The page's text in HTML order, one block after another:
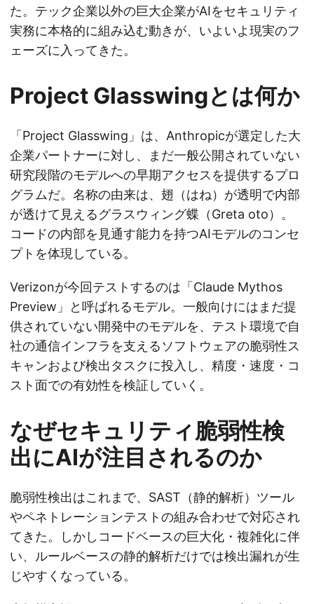
た。テック企業以外の巨大企業がAIをセキュリティ
実務に本格的に組み込む動きが、いよいよ現実のフ
ェーズに入ってきた。
Project Glasswingとは何か
「Project Glasswing」は、Anthropicが選定した大
企業パートナーに対し、まだ一般公開されていない
研究段階のモデルへの早期アクセスを提供するプロ
グラムだ。名称の由来は、翅（はね）が透明で内部
が透けて見えるグラスウィング蝶（Greta oto）。
コードの内部を見通す能力を持つAIモデルのコンセ
プトを体現している。
Verizonが今回テストするのは「Claude Mythos
Preview」と呼ばれるモデル。一般向けにはまだ提
供されていない開発中のモデルを、テスト環境で自
社の通信インフラを支えるソフトウェアの脆弱性ス
キャンおよび検出タスクに投入し、精度・速度・コ
スト面での有効性を検証していく。
なぜセキュリティ脆弱性検
出にAIが注目されるのか
脆弱性検出はこれまで、SAST（静的解析）ツール
やペネトレーションテストの組み合わせで対応され
てきた。しかしコードベースの巨大化・複雑化に伴
い、ルールベースの静的解析だけでは検出漏れが生
じやすくなっている。